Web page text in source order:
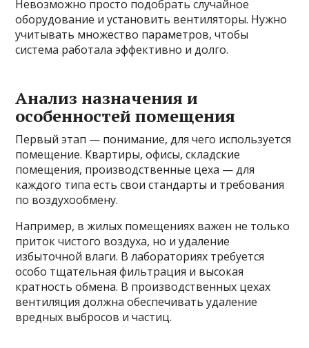
Невозможно просто подобрать случайное
оборудование и установить вентиляторы. Нужно
учитывать множество параметров, чтобы
система работала эффективно и долго.
Анализ назначения и
особенностей помещения
Первый этап — понимание, для чего используется
помещение. Квартиры, офисы, складские
помещения, производственные цеха — для
каждого типа есть свои стандарты и требования
по воздухообмену.
Например, в жилых помещениях важен не только
приток чистого воздуха, но и удаление
избыточной влаги. В лабораториях требуется
особо тщательная фильтрация и высокая
кратность обмена. В производственных цехах
вентиляция должна обеспечивать удаление
вредных выбросов и частиц.